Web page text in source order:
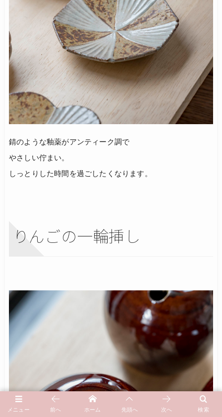
錆のような釉薬がアンティーク調で
やさしい佇まい。
しっとりした時間を過ごしたくなります。
りんごの一輪挿し
メニュー 検索
前へ ホーム 先頭へ 次へ